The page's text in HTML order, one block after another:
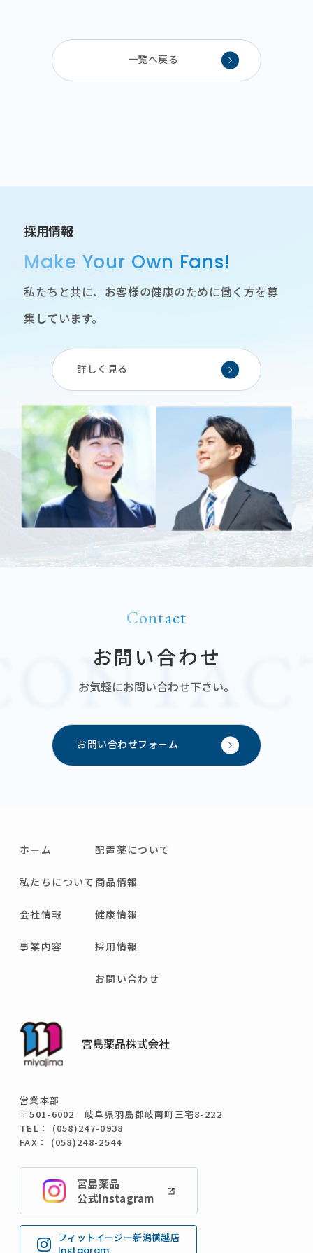
一覧へ戻る
採用情報
Make Your Own Fans!
私たちと共に、お客様の健康のために働く方を募
集しています。
詳しく見る
Contact
お問い合わせ
お気軽にお問い合わせ下さい。
お問い合わせフォーム
営業本部
〒501-6002 岐阜県羽島郡岐南町三宅8-222
TEL： (058)247-0938
FAX： (058)248-2544
ホーム
私たちについて
会社情報
事業内容
配置薬について
商品情報
健康情報
採用情報
お問い合わせ
宮島薬品
公式Instagram
フィットイージー新潟横越店